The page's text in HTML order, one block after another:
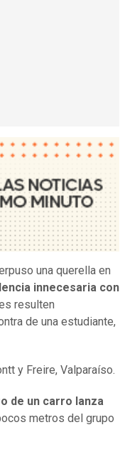
una querella en
innecesaria con
resulten
de una estudiante,
y Freire, Valparaíso.
de un carro lanza
metros del grupo